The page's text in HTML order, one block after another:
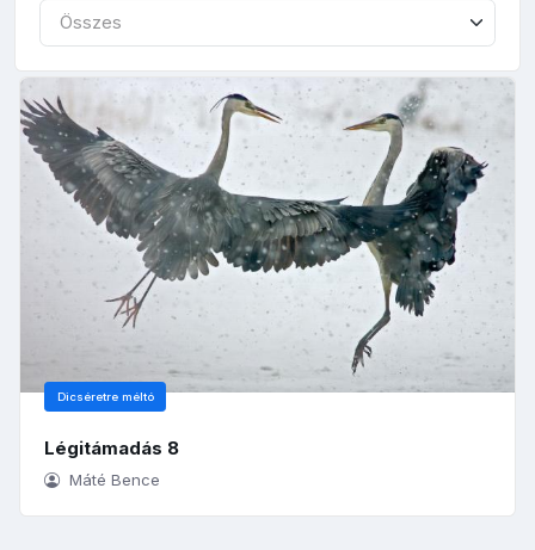
Összes
Dicséretre méltó
Légitámadás 8
Máté Bence